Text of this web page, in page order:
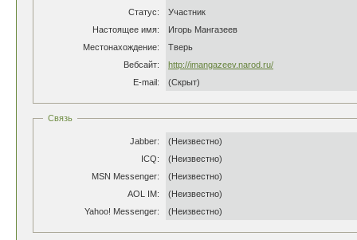
Статус:
Участник
Настоящее имя:
Игорь Мангазеев
Местонахождение:
Тверь
Вебсайт:
http://imangazeev.narod.ru/
E-mail:
(Скрыт)
Связь
Jabber:
(Неизвестно)
ICQ:
(Неизвестно)
MSN Messenger:
(Неизвестно)
AOL IM:
(Неизвестно)
Yahoo! Messenger:
(Неизвестно)